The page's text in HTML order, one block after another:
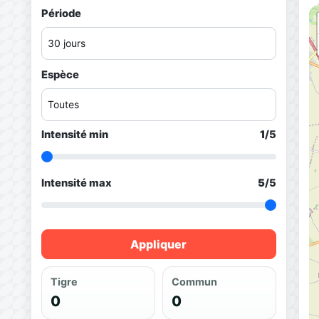
Période
Espèce
Intensité min 1/5
Intensité max 5/5
Appliquer
Tigre
0
Commun
0